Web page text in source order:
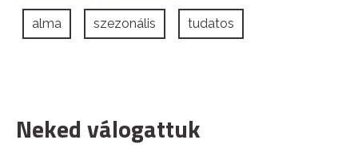
alma szezonális tudatos
Neked válogattuk